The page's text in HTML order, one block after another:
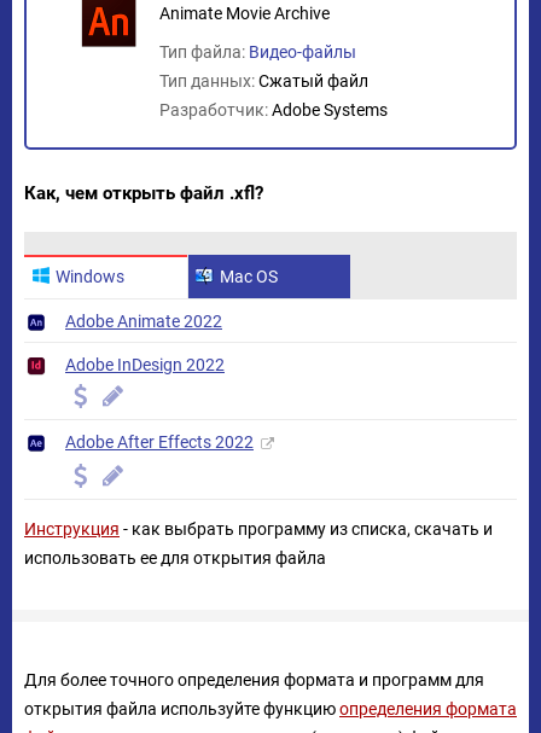
Animate Movie Archive
Тип файла: Видео-файлы
Тип данных:Сжатый файл
Разработчик:Adobe Systems
Как, чем открыть файл .xfl?
Windows Mac OS
Adobe Animate 2022
Adobe InDesign 2022
Adobe After Effects 2022
Инструкция - как выбрать программу из списка, скачать и
использовать ее для открытия файла
Для более точного определения формата и программ для
открытия файла используйте функциюопределения формата